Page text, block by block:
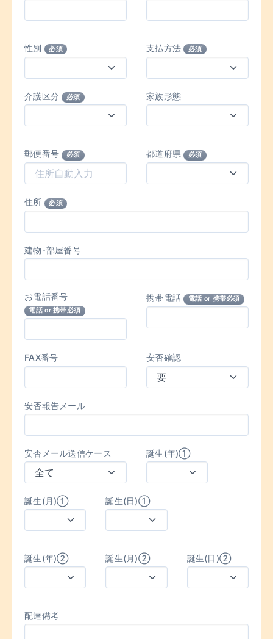
性別 必須 支払方法 必須
介護区分 必須 家族形態
郵便番号 必須 都道府県 必須
住所 必須
建物･部屋番号
お電話番号
電話 or 携帯必須
携帯電話 電話 or 携帯必須
FAX番号 安否確認
安否報告メール
安否メール送信ケース 誕生(年)①
誕生(月)① 誕生(日)①
誕生(年)② 誕生(月)② 誕生(日)②
配達備考